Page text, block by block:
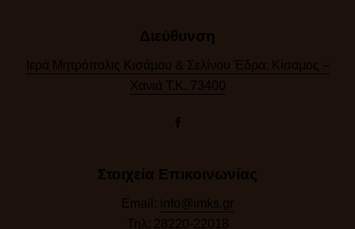
Διεύθυνση
Ιερά Μητρόπολις Κισάμου & Σελίνου Έδρα: Κίσαμος –
Χανιά Τ.Κ. 73400
Στοιχεία Επικοινωνίας
Email: info@imks.gr
Τηλ: 28220-22018